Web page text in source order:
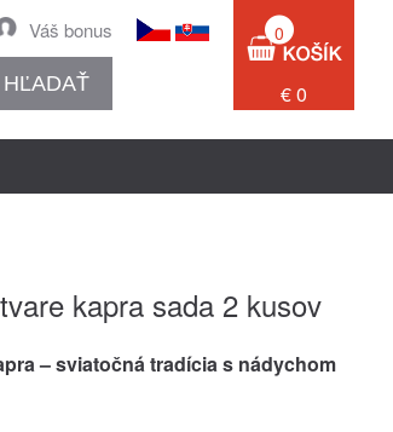
Váš bonus
HĽADAŤ
0
€ 0
kapra sada 2 kusov
– sviatočná tradícia s nádychom